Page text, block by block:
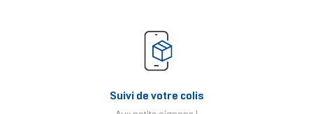
Suivi de votre colis